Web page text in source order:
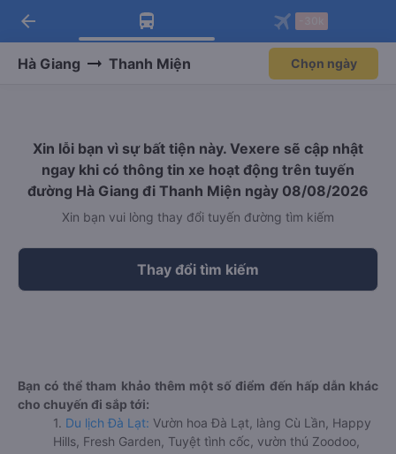
Tải app Vexere ngay!
Nhận ưu đãi thành viên độc
Mở app
Tải app Vexere
-30k/ghế khi đặt vé máy bay qua
Mở app
arrow_back
Hà Giang Thanh Miện Chọn ngày
Xin lỗi bạn vì sự bất tiện này. Vexere sẽ cập nhật
ngay khi có thông tin xe hoạt động trên tuyến
đường Hà Giang đi Thanh Miện ngày 08/08/2026
Xin bạn vui lòng thay đổi tuyến đường tìm kiếm
Thay đổi tìm kiếm
Bạn có thể tham khảo thêm một số điểm đến hấp dẫn khác
cho chuyến đi sắp tới:
1. Du lịch Đà Lạt: Vườn hoa Đà Lạt, làng Cù Lần, Happy
Hills, Fresh Garden, Tuyệt tình cốc, vườn thú Zoodoo,